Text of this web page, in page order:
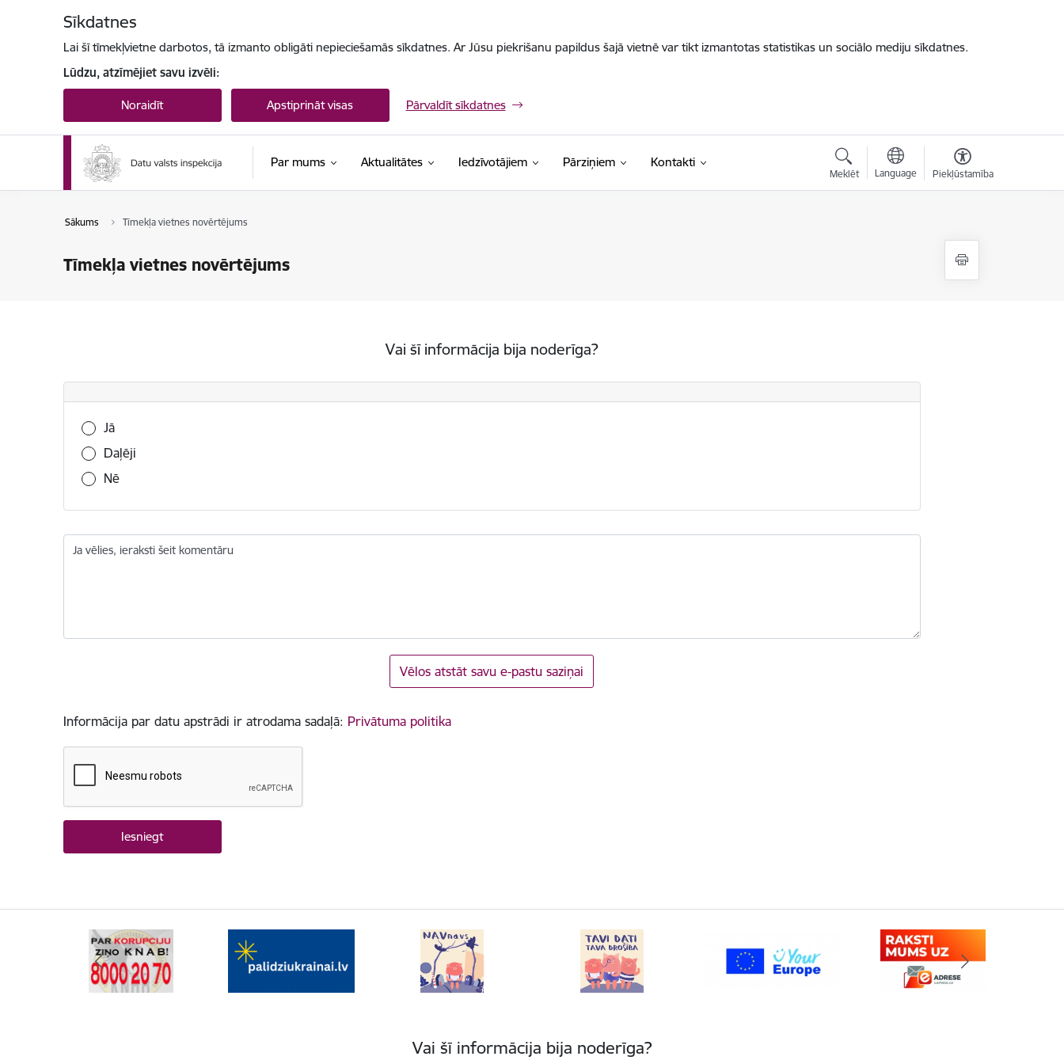
Sīkdatnes
Lai šī tīmekļvietne darbotos, tā izmanto obligāti nepieciešamās sīkdatnes. Ar Jūsu piekrišanu papildus šajā vietnē var tikt izmantotas statistikas un sociālo mediju sīkdatnes.
Lūdzu, atzīmējiet savu izvēli:
Noraidīt Apstiprināt visas Pārvaldīt sīkdatnes
Par mums Aktualitātes Iedzīvotājiem Pārziņiem Kontakti
Meklēt Language Piekļūstamība
Sākums Tīmekļa vietnes novērtējums
Tīmekļa vietnes novērtējums
Vai šī informācija bija noderīga?
Vai šī informācija bija noderīga?
Jā
Daļēji
Nē
Ja vēlies, ieraksti šeit komentāru
Vēlos atstāt savu e-pastu saziņai
Informācija par datu apstrādi ir atrodama sadaļā: Privātuma politika
Vai šī informācija bija noderīga?